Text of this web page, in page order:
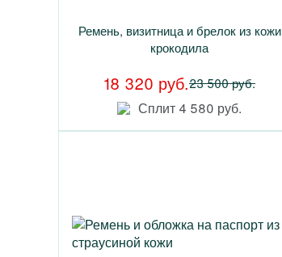
Ремень, визитница и брелок из кожи
крокодила
18 320 руб.23 500 руб.
Сплит 4 580 руб.